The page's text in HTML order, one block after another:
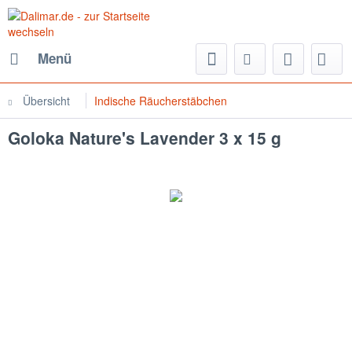
Menü
Übersicht Indische Räucherstäbchen
Goloka Nature's Lavender 3 x 15 g